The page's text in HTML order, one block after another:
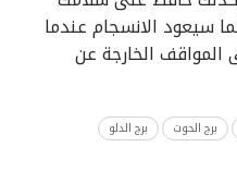
سيعود الانسجام عندما
الخارجة عن
برج الحوت
برج الدلو